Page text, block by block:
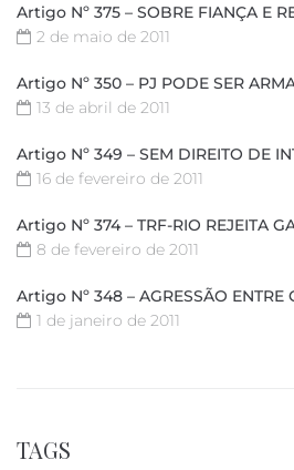
Artigo Nº 375 – SOBRE FIANÇA E
2 de maio de 2011
Artigo Nº 350 – PJ PODE SER
13 de abril de 2011
Artigo Nº 349 – SEM DIREITO DE
16 de fevereiro de 2011
Artigo Nº 374 – TRF-RIO REJEITA
8 de fevereiro de 2011
Artigo Nº 348 – AGRESSÃO ENTRE
1 de janeiro de 2011
TAGS